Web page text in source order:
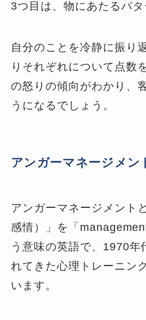
3つ目は、物にあたるパタ
自分のことを冷静に振り
りそれぞれについて点数
の怒りの傾向がわかり、
うになるでしょう。
アンガーマネージメン
アンガーマネージメント
感情）」を「
う意味の英語で、1970年
れてきた心理トレーニン
います。